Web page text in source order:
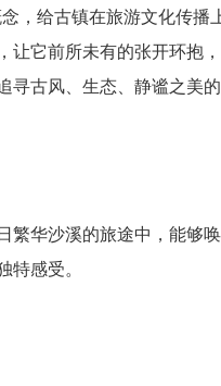
，给古镇在旅游文化传播
让它前所未有的张开环抱
寻古风、生态、静谧之美
繁华沙溪的旅途中，能够
特感受。